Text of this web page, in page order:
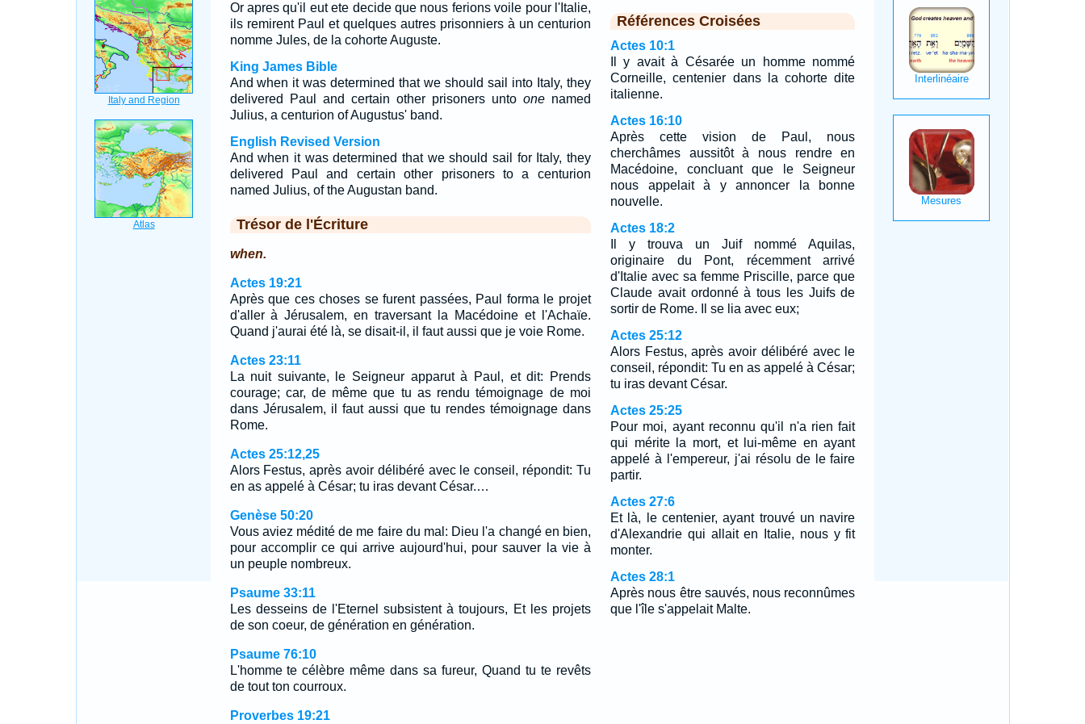
Or apres qu'il eut ete decide que nous ferions voile pour l'Italie,
ils remirent Paul et quelques autres prisonniers à un centurion
nomme Jules, de la cohorte Auguste.
King James Bible
And when it was determined that we should sail into Italy, they
delivered Paul and certain other prisoners unto onenamed
Julius, a centurion of Augustus' band.
English Revised Version
And when it was determined that we should sail for Italy, they
delivered Paul and certain other prisoners to a centurion
named Julius, of the Augustan band.
Trésor de l'Écriture
when.
Actes 19:21
Après que ces choses se furent passées, Paul forma le projet
d'aller à Jérusalem, en traversant la Macédoine et l'Achaïe.
Quand j'aurai été là, se disait-il, il faut aussi que je voie Rome.
Actes 23:11
La nuit suivante, le Seigneur apparut à Paul, et dit: Prends
courage; car, de même que tu as rendu témoignage de moi
dans Jérusalem, il faut aussi que tu rendes témoignage dans
Rome.
Actes 25:12,25
Alors Festus, après avoir délibéré avec le conseil, répondit: Tu
en as appelé à César; tu iras devant César.…
Genèse 50:20
Vous aviez médité de me faire du mal: Dieu l'a changé en bien,
pour accomplir ce qui arrive aujourd'hui, pour sauver la vie à
un peuple nombreux.
Psaume 33:11
Les desseins de l'Eternel subsistent à toujours, Et les projets
de son coeur, de génération en génération.
Psaume 76:10
L'homme te célèbre même dans sa fureur, Quand tu te revêts
de tout ton courroux.
Proverbes 19:21
Références Croisées
Actes 10:1
Il y avait à Césarée un homme nommé
Corneille, centenier dans la cohorte dite
italienne.
Actes 16:10
Après cette vision de Paul, nous
cherchâmes aussitôt à nous rendre en
Macédoine, concluant que le Seigneur
nous appelait à y annoncer la bonne
nouvelle.
Actes 18:2
Il y trouva un Juif nommé Aquilas,
originaire du Pont, récemment arrivé
d'Italie avec sa femme Priscille, parce que
Claude avait ordonné à tous les Juifs de
sortir de Rome. Il se lia avec eux;
Actes 25:12
Alors Festus, après avoir délibéré avec le
conseil, répondit: Tu en as appelé à César;
tu iras devant César.
Actes 25:25
Pour moi, ayant reconnu qu'il n'a rien fait
qui mérite la mort, et lui-même en ayant
appelé à l'empereur, j'ai résolu de le faire
partir.
Actes 27:6
Et là, le centenier, ayant trouvé un navire
d'Alexandrie qui allait en Italie, nous y fit
monter.
Actes 28:1
Après nous être sauvés, nous reconnûmes
que l'île s'appelait Malte.